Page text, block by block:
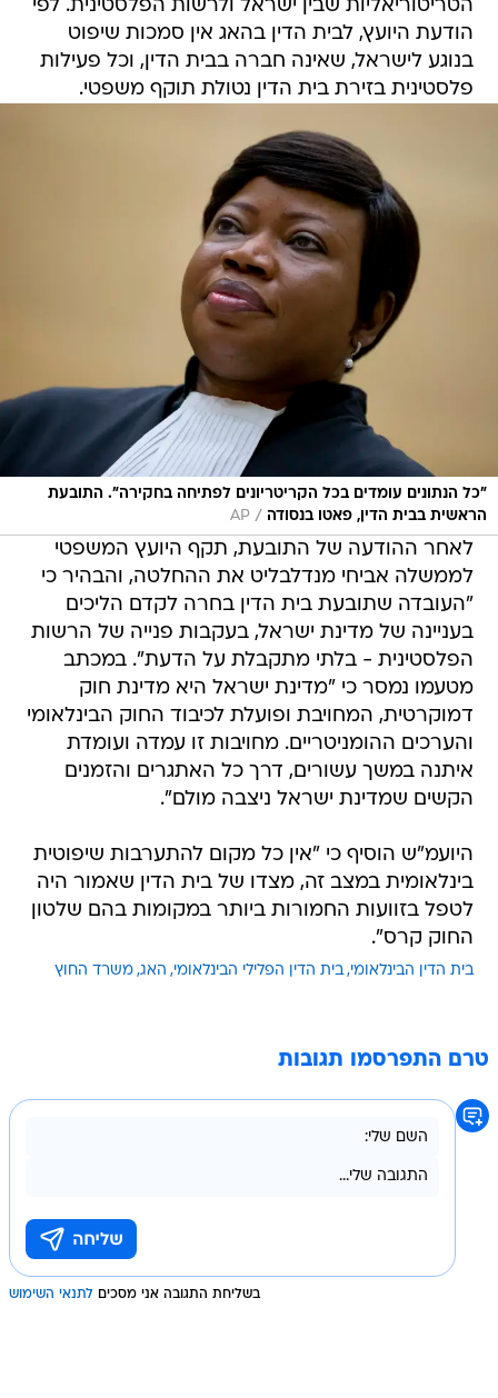
הטריטוריאליות שבין ישראל ולרשות הפלסטינית. לפי
הודעת היועץ, לבית הדין בהאג אין סמכות שיפוט
בנוגע לישראל, שאינה חברה בבית הדין, וכל פעילות
פלסטינית בזירת בית הדין נטולת תוקף משפטי.
"כל הנתונים עומדים בכל הקריטריונים לפתיחה בחקירה". התובעת
הראשית בבית הדין, פאטו בנסודה /
AP
לאחר ההודעה של התובעת, תקף היועץ המשפטי
לממשלה אביחי מנדלבליט את ההחלטה, והבהיר כי
"העובדה שתובעת בית הדין בחרה לקדם הליכים
בעניינה של מדינת ישראל, בעקבות פנייה של הרשות
הפלסטינית - בלתי מתקבלת על הדעת". במכתב
מטעמו נמסר כי "מדינת ישראל היא מדינת חוק
דמוקרטית, המחויבת ופועלת לכיבוד החוק הבינלאומי
והערכים ההומניטריים. מחויבות זו עמדה ועומדת
איתנה במשך עשורים, דרך כל האתגרים והזמנים
הקשים שמדינת ישראל ניצבה מולם".
היועמ"ש הוסיף כי "אין כל מקום להתערבות שיפוטית
בינלאומית במצב זה, מצדו של בית הדין שאמור היה
לטפל בזוועות החמורות ביותר במקומות בהם שלטון
החוק קרס".
בית הדין הבינלאומי בית הדין הפלילי הבינלאומי האג משרד החוץ
טרם התפרסמו תגובות
בשליחת התגובה אני מסכים לתנאי השימוש